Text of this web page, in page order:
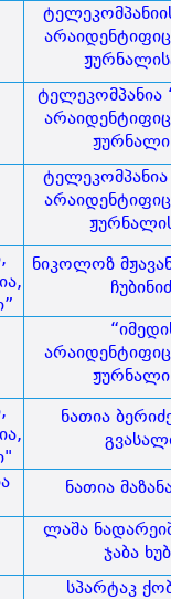
ტელეკომპანია
ტელეკომპანია
ნიკოლოზ
ნათია
ნათია
ლაშა
ჯაბა
სპარტაკ